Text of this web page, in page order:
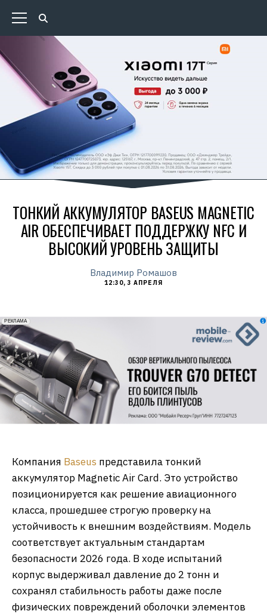
ТОНКИЙ АККУМУЛЯТОР BASEUS MAGNETIC
AIR ОБЕСПЕЧИВАЕТ ПОДДЕРЖКУ NFC И
ВЫСОКИЙ УРОВЕНЬ ЗАЩИТЫ
Владимир Ромашов
12:30, 3 АПРЕЛЯ
erid: 2VfnxxmNzs5
РЕКЛАМА
Компания Baseus представила тонкий
аккумулятор Magnetic Air Card. Это устройство
позиционируется как решение авиационного
класса, прошедшее строгую проверку на
устойчивость к внешним воздействиям. Модель
соответствует актуальным стандартам
безопасности 2026 года. В ходе испытаний
корпус выдерживал давление до 2 тонн и
сохранял стабильность работы даже после
физических повреждений оболочки элементов